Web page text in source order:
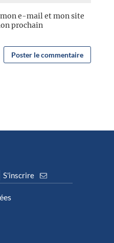
e-mail et mon site
prochain